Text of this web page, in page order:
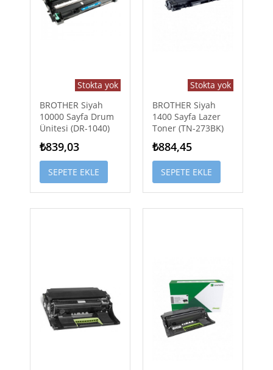
Stokta yok
BROTHER Siyah
10000 Sayfa Drum
Ünitesi (DR-1040)
₺839,03
SEPETE EKLE
Stokta yok
BROTHER Siyah
1400 Sayfa Lazer
Toner (TN-273BK)
₺884,45
SEPETE EKLE